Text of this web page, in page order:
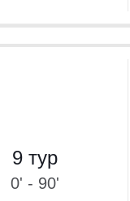
9 тур
0' - 90'